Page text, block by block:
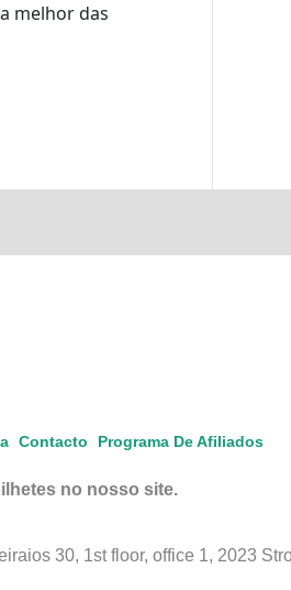
melhor das
Contacto Programa De Afiliados
no nosso site.
30, 1st floor, office 1, 2023